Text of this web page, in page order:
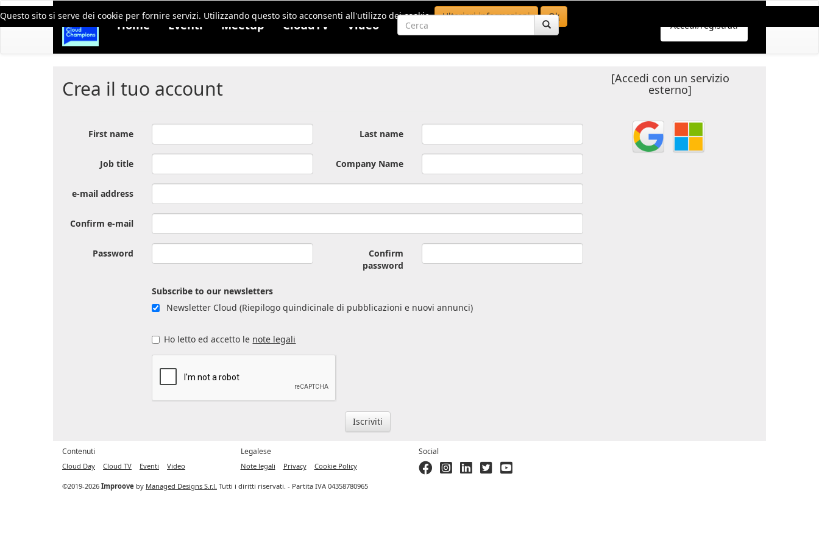
Questo sito si serve dei cookie per fornire servizi. Utilizzando questo sito acconsenti all'utilizzo dei cookie. Ulteriori informazioni Ok
Home Eventi Meetup CloudTV Video Accedi/registrati
Crea il tuo account
First name Last name
Job title Company Name
e-mail address
Confirm e-mail
Password
Confirm
password
Subscribe to our newsletters
Newsletter Cloud (Riepilogo quindicinale di pubblicazioni e nuovi annunci)
Ho letto ed accetto le note legali
Iscriviti
[Accedi con un servizio
esterno]
Contenuti
Cloud Day Cloud TV Eventi Video
Legalese
Note legali Privacy Cookie Policy
Social
©2019-2026 Improove by Managed Designs S.r.l. Tutti i diritti riservati. - Partita IVA 04358780965